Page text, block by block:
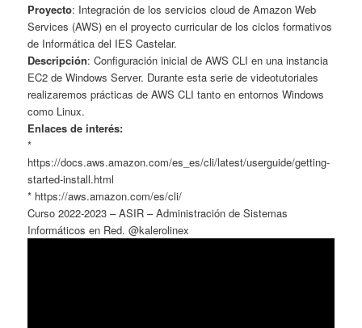
Proyecto: Integración de los servicios cloud de Amazon Web
Services (AWS) en el proyecto curricular de los ciclos formativos
de Informática del IES Castelar.
Descripción: Configuración inicial de AWS CLI en una instancia
EC2 de Windows Server. Durante esta serie de videotutoriales
realizaremos prácticas de AWS CLI tanto en entornos Windows
como Linux.
Enlaces de interés:
*
https://docs.aws.amazon.com/es_es/cli/latest/userguide/getting-
started-install.html
* https://aws.amazon.com/es/cli/
Curso 2022-2023 – ASIR – Administración de Sistemas
Informáticos en Red. @kalerolinex